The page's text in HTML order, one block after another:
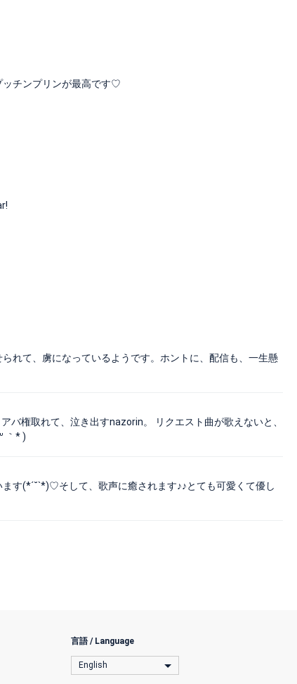
ッチンプリンが最高です♡
れて、虜になっているようです。ホントに、配信も、一生懸
バ権取れて、泣き出すnazorin。 リクエスト曲が歌えないと、
｀* )
す(*´˘`*)♡そして、歌声に癒されます♪♪とても可愛くて優し
言語 / Language
English